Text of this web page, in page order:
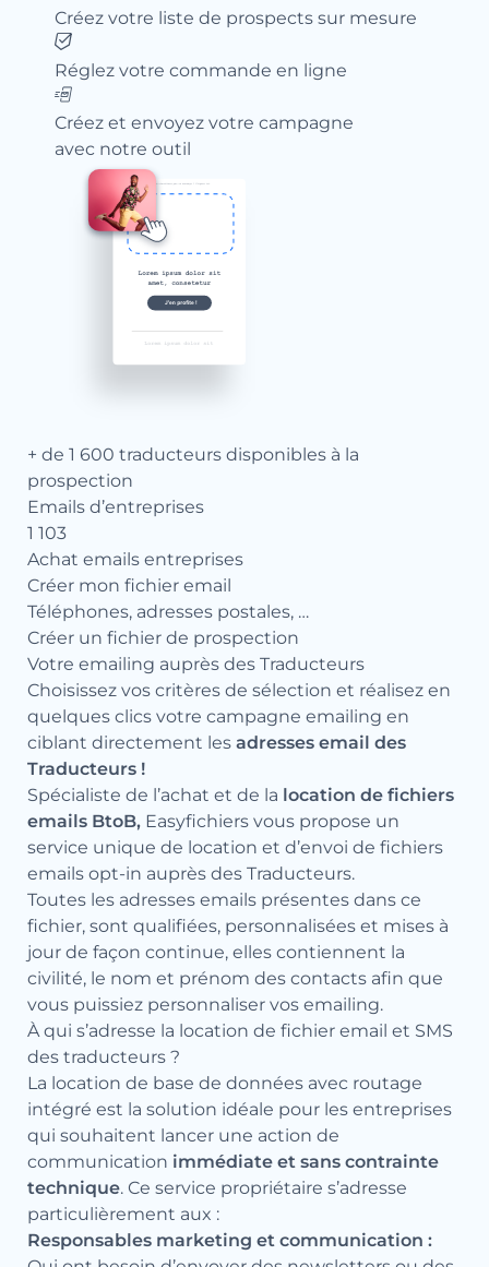
Créez votre liste de prospects sur mesure
Réglez votre commande en ligne
Créez et envoyez votre campagne
avec notre outil
+ de 1 600 traducteurs disponibles à la
prospection
Emails d’entreprises
1 103
Achat emails entreprises
Créer mon fichier email
Téléphones, adresses postales, …
Créer un fichier de prospection
Votre emailing auprès des Traducteurs
Choisissez vos critères de sélection et réalisez en
quelques clics votre campagne emailing en
ciblant directement les adresses email des
Traducteurs !
Spécialiste de l’achat et de la location de fichiers
emails BtoB, Easyfichiers vous propose un
service unique de location et d’envoi de fichiers
emails opt-in auprès des Traducteurs.
Toutes les adresses emails présentes dans ce
fichier, sont qualifiées, personnalisées et mises à
jour de façon continue, elles contiennent la
civilité, le nom et prénom des contacts afin que
vous puissiez personnaliser vos emailing.
À qui s’adresse la location de fichier email et SMS
des traducteurs ?
La location de base de données avec routage
intégré est la solution idéale pour les entreprises
qui souhaitent lancer une action de
communication immédiate et sans contrainte
technique. Ce service propriétaire s’adresse
particulièrement aux :
Responsables marketing et communication :